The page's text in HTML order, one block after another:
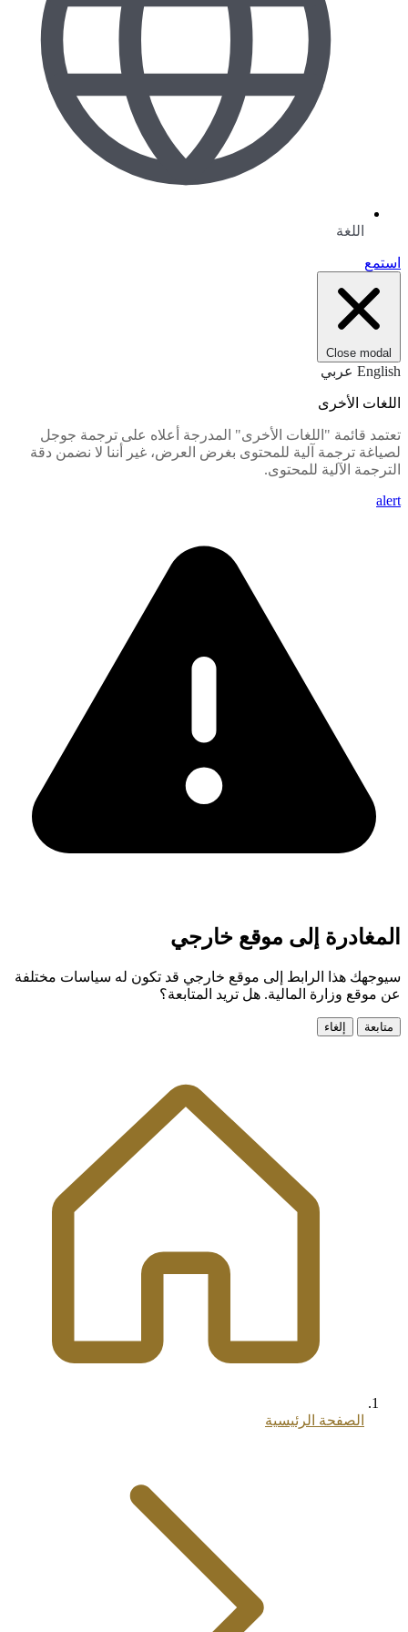
اللغة
استمع
Close modal
English عربي
اللغات الأخرى
تعتمد قائمة "اللغات الأخرى" المدرجة أعلاه على ترجمة جوجل
لصياغة ترجمة آلية للمحتوى بغرض العرض، غير أننا لا نضمن دقة
الترجمة الآلية للمحتوى.
alert
المغادرة إلى موقع خارجي
سيوجهك هذا الرابط إلى موقع خارجي قد تكون له سياسات مختلفة
عن موقع وزارة المالية. هل تريد المتابعة؟
متابعة إلغاء
الصفحة الرئيسية